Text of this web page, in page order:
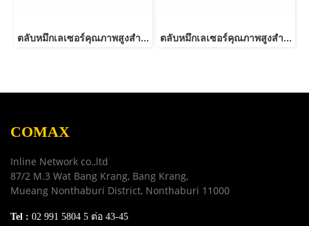
ตลับหมึกเลเซอร์คุณภาพสูงสำหรับ HP และ Canon รุ่น CE278A Canon 126/128/726/728/326/328 JUMBO ตลับหมึกเลเซอร์คุณภาพสูงสำหรับ HP และ Canon รุ่น CF279A JUMBO
COMAX
Inline Network co.,ltd
87/2 M.3 Wat Bang Krang, Bang Krang,
Mueang Nonthaburi District, Nonthaburi 11000
Tel : 02 991 5804 5 ต่อ 43-45